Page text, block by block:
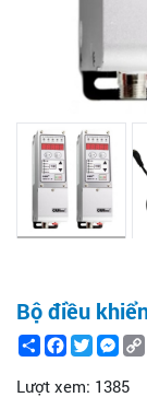
Bộ điều
ShareFacebook
Twitter
Lượt xem: 1385